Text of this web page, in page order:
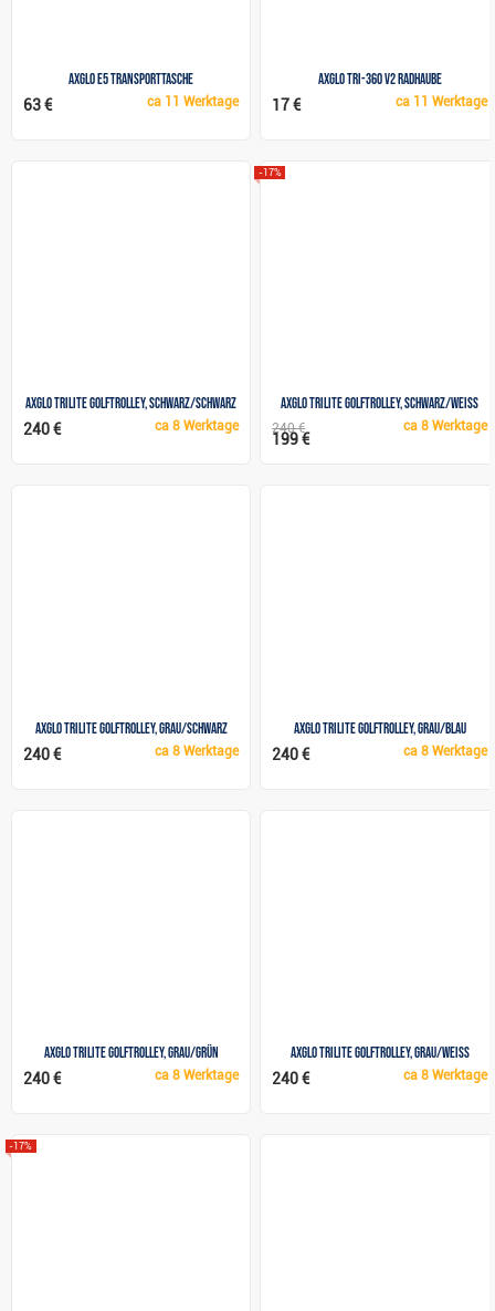
Axglo e5 Transporttasche
ca 11 Werktage
63 €
Axglo Tri-360 V2 Radhaube
ca 11 Werktage
17 €
Axglo TriLite Golftrolley, schwarz/schwarz
ca8 Werktage
240 €
Axglo TriLite Golftrolley, schwarz/weiss
-17%
ca8 Werktage
240 €
199 €
Axglo TriLite Golftrolley, grau/schwarz
ca8 Werktage
240 €
Axglo Trilite Golftrolley, grau/blau
ca8 Werktage
240 €
Axglo Trilite Golftrolley, grau/grün
ca8 Werktage
240 €
Axglo TriLite Golftrolley, grau/weiss
ca8 Werktage
240 €
-17%